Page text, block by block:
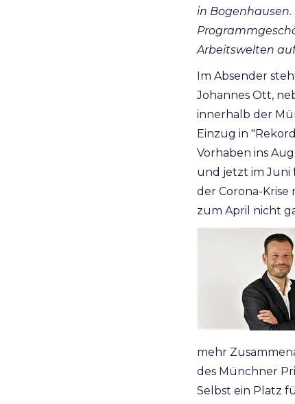
in
Arbeitswelten
Im Absender
Johannes Ott,
innerhalb der
Einzug in
Vorhaben ins
und jetzt im Juni
der Corona-
zum April nicht
mehr
des Münchner
Selbst ein Platz